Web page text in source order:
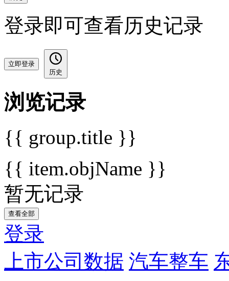
登录即可查看历史记录
立即登录
历史
浏览记录
{{ group.title }}
{{ item.objName }}
暂无记录
查看全部
登录
上市公司数据 汽车整车